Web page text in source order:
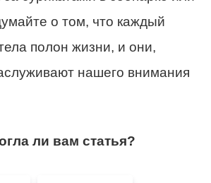
о том, что каждый
полон жизни, и они,
нашего внимания
ли вам статья?